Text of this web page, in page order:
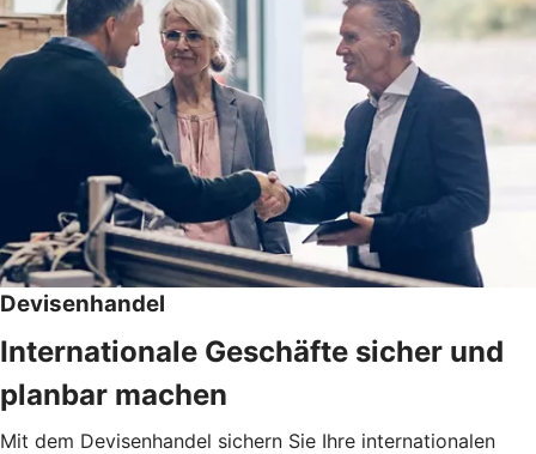
Devisenhandel
Internationale Geschäfte sicher und
planbar machen
Mit dem Devisenhandel sichern Sie Ihre internationalen